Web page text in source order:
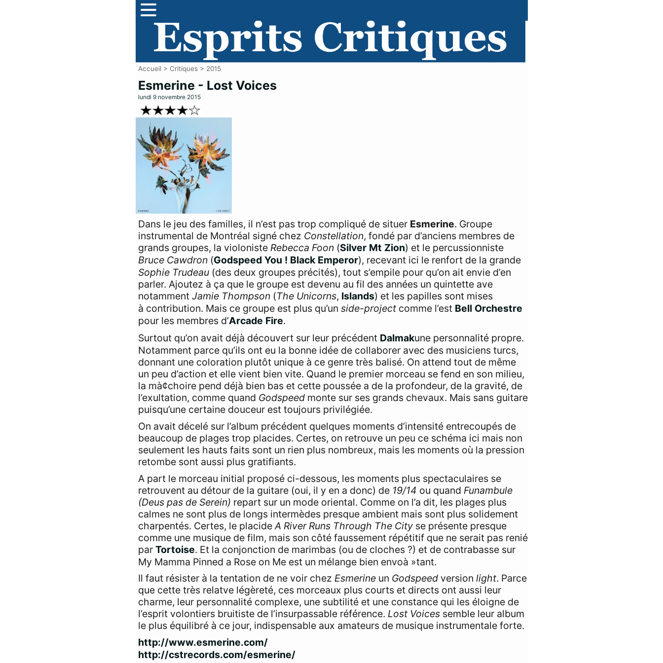
Accueil> Critiques> 2015
Esmerine - Lost Voices
lundi 9 novembre 2015
Dans le jeu des familles, il n’est pas trop compliqué de situer Esmerine. Groupe
instrumental de Montréal signé chez Constellation, fondé par d’anciens membres de
grands groupes, la violoniste Rebecca Foon(Silver Mt Zion) et le percussionniste
Bruce Cawdron(Godspeed You ! Black Emperor), recevant ici le renfort de la grande
Sophie Trudeau(des deux groupes précités), tout s’empile pour qu’on ait envie d’en
parler. Ajoutez à ça que le groupe est devenu au fil des années un quintette ave
notamment Jamie Thompson(The Unicorns, Islands) et les papilles sont mises
à contribution. Mais ce groupe est plus qu’un side-projectcomme l’est Bell Orchestre
pour les membres d’Arcade Fire.
Surtout qu’on avait déjà découvert sur leur précédent Dalmakune personnalité propre.
Notamment parce qu’ils ont eu la bonne idée de collaborer avec des musiciens turcs,
donnant une coloration plutôt unique à ce genre très balisé. On attend tout de même
un peu d’action et elle vient bien vite. Quand le premier morceau se fend en son milieu,
la mà¢choire pend déjà bien bas et cette poussée a de la profondeur, de la gravité, de
l’exultation, comme quand Godspeed monte sur ses grands chevaux. Mais sans guitare
puisqu’une certaine douceur est toujours privilégiée.
On avait décelé sur l’album précédent quelques moments d’intensité entrecoupés de
beaucoup de plages trop placides. Certes, on retrouve un peu ce schéma ici mais non
seulement les hauts faits sont un rien plus nombreux, mais les moments où la pression
retombe sont aussi plus gratifiants.
A part le morceau initial proposé ci-dessous, les moments plus spectaculaires se
retrouvent au détour de la guitare (oui, il y en a donc) de 19/14 ou quand Funambule
(Deus pas de Serein) repart sur un mode oriental. Comme on l’a dit, les plages plus
calmes ne sont plus de longs intermèdes presque ambient mais sont plus solidement
charpentés. Certes, le placide A River Runs Through The Cityse présente presque
comme une musique de film, mais son côté faussement répétitif que ne serait pas renié
par Tortoise. Et la conjonction de marimbas (ou de cloches ?) et de contrabasse sur
My Mamma Pinned a Rose on Me est un mélange bien envoà »tant.
Il faut résister à la tentation de ne voir chez Esmerine un Godspeed version light. Parce
que cette très relatve légèreté, ces morceaux plus courts et directs ont aussi leur
charme, leur personnalité complexe, une subtilité et une constance qui les éloigne de
l’esprit volontiers bruitiste de l’insurpassable référence. Lost Voicessemble leur album
le plus équilibré à ce jour, indispensable aux amateurs de musique instrumentale forte.
http://www.esmerine.com/
http://cstrecords.com/esmerine/